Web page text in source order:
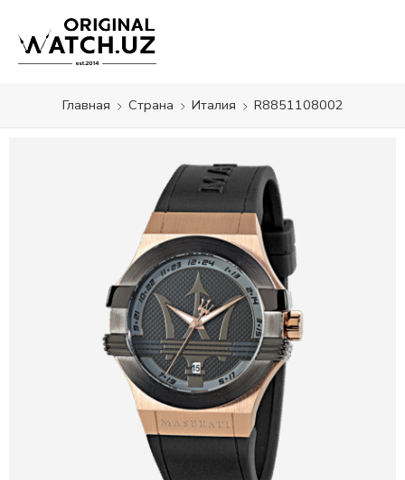
Главная Страна Италия R8851108002